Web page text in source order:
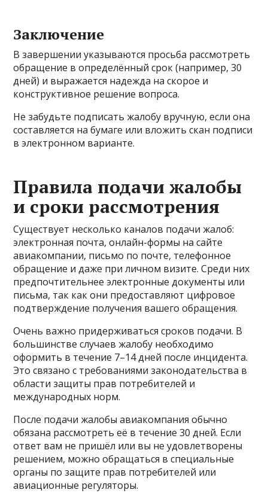
Заключение
В завершении указываются просьба рассмотреть
обращение в определённый срок (например, 30
дней) и выражается надежда на скорое и
конструктивное решение вопроса.
Не забудьте подписать жалобу вручную, если она
составляется на бумаге или вложить скан подписи
в электронном варианте.
Правила подачи жалобы
и сроки рассмотрения
Существует несколько каналов подачи жалоб:
электронная почта, онлайн-формы на сайте
авиакомпании, письмо по почте, телефонное
обращение и даже при личном визите. Среди них
предпочтительнее электронные документы или
письма, так как они предоставляют цифровое
подтверждение получения вашего обращения.
Очень важно придерживаться сроков подачи. В
большинстве случаев жалобу необходимо
оформить в течение 7–14 дней после инцидента.
Это связано с требованиями законодательства в
области защиты прав потребителей и
международных норм.
После подачи жалобы авиакомпания обычно
обязана рассмотреть её в течение 30 дней. Если
ответ вам не пришёл или вы не удовлетворены
решением, можно обращаться в специальные
органы по защите прав потребителей или
авиационные регуляторы.